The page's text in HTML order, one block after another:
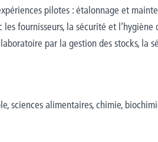
pilotes : étalonnage et
fournisseurs, la sécurité et
par la gestion des stocks, la
sciences alimentaires, chimie,